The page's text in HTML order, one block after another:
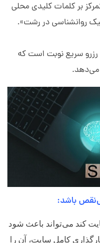
بر کلمات کلیدی محلی
روانشناسی در رشت».
رزرو سریع نوبت است که
می‌دهد.
باشد:
کند می‌تواند باعث شود
کامل سایت، آن را